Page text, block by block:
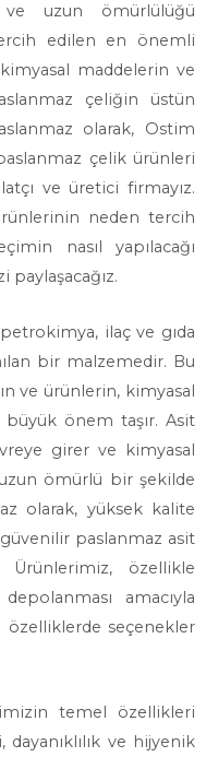
ve uzun ömürlülüğü
edilen en önemli
maddelerin ve
çeliğin üstün
olarak, Ostim
çelik ürünleri
ve üretici firmayız.
neden tercih
nasıl yapılacağı
ilaç ve gıda
bir malzemedir. Bu
ve ürünlerin, kimyasal
büyük önem taşır. Asit
girer ve kimyasal
ömürlü bir şekilde
olarak, yüksek kalite
güvenilir paslanmaz asit
özellikle
amacıyla
seçenekler
temel özellikleri
ve hijyenik